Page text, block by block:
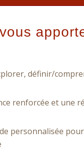
définir/
renforcée et une
personnalisée